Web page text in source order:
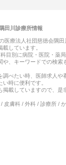
田川診療所情報
医療法人社団慈徳会隅田
載しています。
目別に病院・医院・薬
や、キーワードでの検索
調べたい時、医師求人や
時に便利です。
掲載していますので、是
皮膚科 / 外科 / 診療所 /